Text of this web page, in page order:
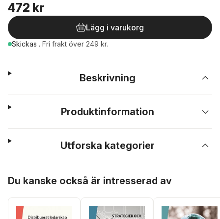
472 kr
Lägg i varukorg
Skickas . Fri frakt över 249 kr.
Beskrivning
Produktinformation
Utforska kategorier
Du kanske också är intresserad av